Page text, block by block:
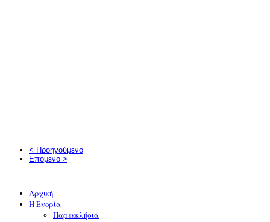
< Προηγούμενο
Επόμενο >
Αρχική
Η Ενορία
Παρεκκλήσια